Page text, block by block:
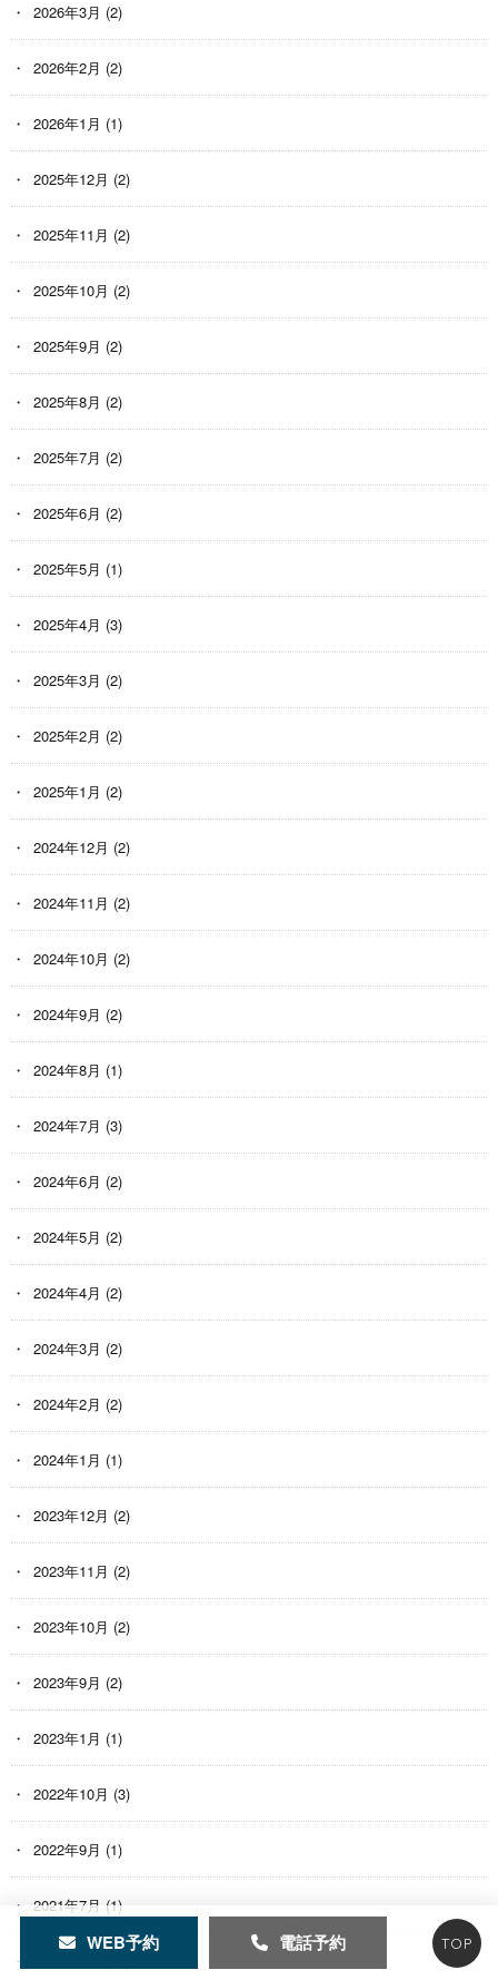
2026年3月 (2)
2026年2月 (2)
2026年1月 (1)
2025年12月 (2)
2025年11月 (2)
2025年10月 (2)
2025年9月 (2)
2025年8月 (2)
2025年7月 (2)
2025年6月 (2)
2025年5月 (1)
2025年4月 (3)
2025年3月 (2)
2025年2月 (2)
2025年1月 (2)
2024年12月 (2)
2024年11月 (2)
2024年10月 (2)
2024年9月 (2)
2024年8月 (1)
2024年7月 (3)
2024年6月 (2)
2024年5月 (2)
2024年4月 (2)
2024年3月 (2)
2024年2月 (2)
2024年1月 (1)
2023年12月 (2)
2023年11月 (2)
2023年10月 (2)
2023年9月 (2)
2023年1月 (1)
2022年10月 (3)
2022年9月 (1)
2021年7月 (1)
WEB予約 電話予約 TOP